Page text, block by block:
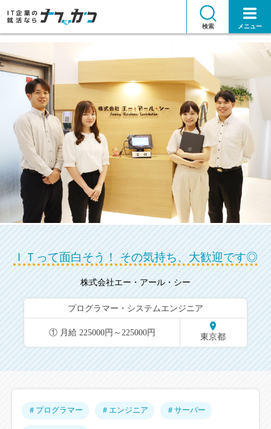
検索 メニュー
ＩＴって面白そう！ その気持ち、大歓迎です◎
株式会社エー・アール・シー
プログラマー・システムエンジニア
① 月給 225000円～225000円 東京都
＃プログラマー ＃エンジニア ＃サーバー